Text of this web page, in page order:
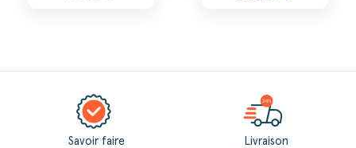
Savoir faire
Livraison